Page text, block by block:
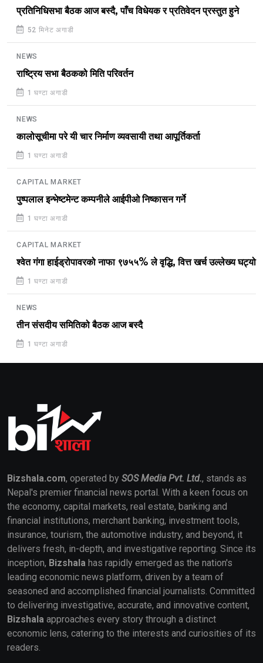
प्रतिनिधिसभा बैठक आज बस्दै, पाँच विधेयक र प्रतिवेदन प्रस्तुत हुने
52 मिनेट अगाडी
NEWS
राष्ट्रिय सभा बैठकको मिति परिवर्तन
1 घण्टा अगाडी
NEWS
कालोसूचीमा परे यी चार निर्माण व्यवसायी तथा आपूर्तिकर्ता
1 घण्टा अगाडी
CAPITAL MARKET
पुष्पलाल इन्भेष्टमेन्ट कम्पनीले आईपीओ निष्कासन गर्ने
1 घण्टा अगाडी
CAPITAL MARKET
श्वेत गंगा हाईड्रोपावरको नाफा ९७५५% ले वृद्धि, वित्त खर्च उल्लेख्य घट्यो
1 घण्टा अगाडी
NEWS
तीन संसदीय समितिको बैठक आज बस्दै
1 घण्टा अगाडी
Bizshala.com, operated by SOS Media Pvt. Ltd., stands as
Nepal's premier financial news portal. With a keen focus on
the economy, capital markets, real estate, banking and
financial institutions, merchant banking, investment tools,
insurance, tourism, the automotive industry, and beyond, it
delivers fresh, in-depth, and investigative reporting. Since its
inception, Bizshala has rapidly emerged as the nation's
leading economic news platform, driven by a team of
seasoned and accomplished financial journalists. Committed
to delivering investigative, accurate, and innovative content,
Bizshala approaches every story through a distinct
economic lens, catering to the interests and curiosities of its
readers.